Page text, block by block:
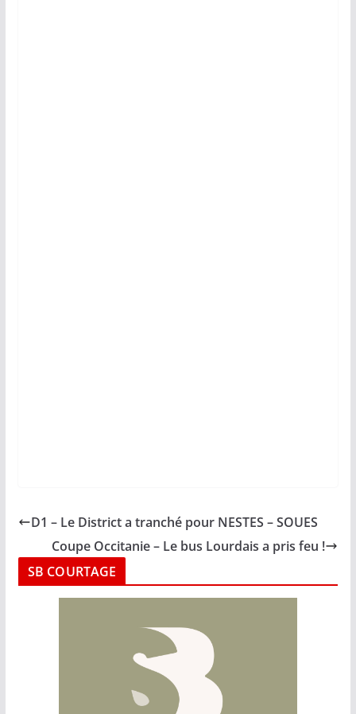
D1 – Le District a tranché pour NESTES – SOUES
Coupe Occitanie – Le bus Lourdais a pris feu !
SB COURTAGE